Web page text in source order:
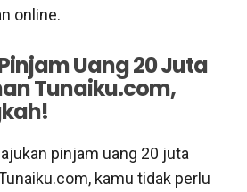
online.
Uang 20 Juta
Tunaiku.com,
pinjam uang 20 juta
kamu tidak perlu